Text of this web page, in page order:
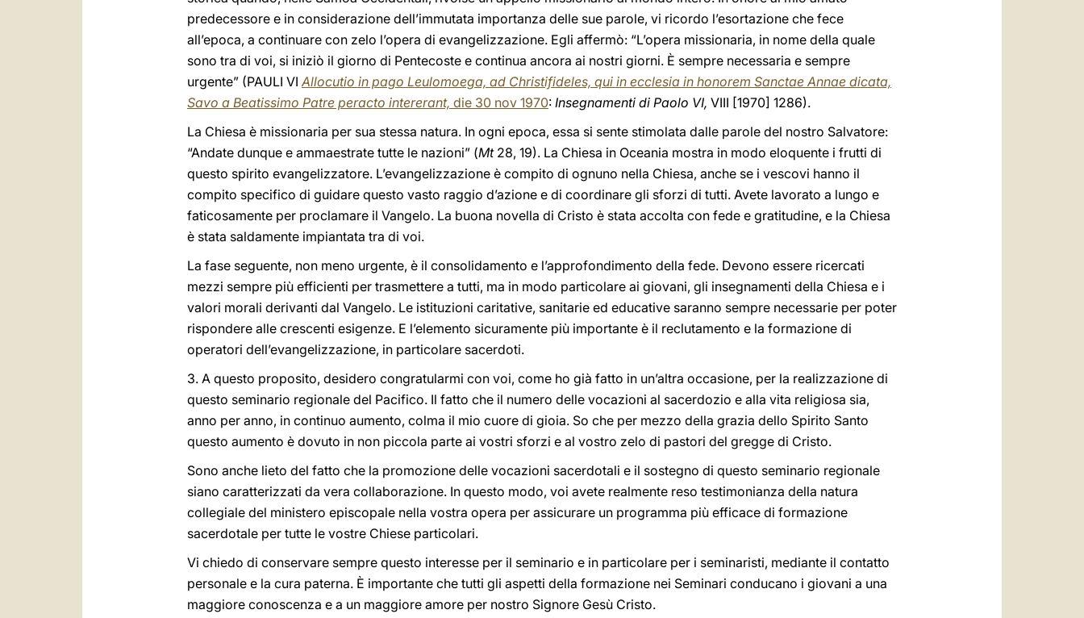
predecessore e in considerazione dell’immutata importanza delle sue parole, vi ricordo l’esortazione che fece
all’epoca, a continuare con zelo l’opera di evangelizzazione. Egli affermò: “L’opera missionaria, in nome della quale
sono tra di voi, si iniziò il giorno di Pentecoste e continua ancora ai nostri giorni. È sempre necessaria e sempre
urgente” (PAULI VI Allocutio in pago Leulomoega, ad Christifideles, qui in ecclesia in honorem Sanctae Annae dicata,
Savo a Beatissimo Patre peracto intererant, die 30 nov 1970: Insegnamenti di Paolo VI, VIII [1970] 1286).
La Chiesa è missionaria per sua stessa natura. In ogni epoca, essa si sente stimolata dalle parole del nostro Salvatore:
“Andate dunque e ammaestrate tutte le nazioni” (Mt28, 19). La Chiesa in Oceania mostra in modo eloquente i frutti di
questo spirito evangelizzatore. L’evangelizzazione è compito di ognuno nella Chiesa, anche se i vescovi hanno il
compito specifico di guidare questo vasto raggio d’azione e di coordinare gli sforzi di tutti. Avete lavorato a lungo e
faticosamente per proclamare il Vangelo. La buona novella di Cristo è stata accolta con fede e gratitudine, e la Chiesa
è stata saldamente impiantata tra di voi.
La fase seguente, non meno urgente, è il consolidamento e l’approfondimento della fede. Devono essere ricercati
mezzi sempre più efficienti per trasmettere a tutti, ma in modo particolare ai giovani, gli insegnamenti della Chiesa e i
valori morali derivanti dal Vangelo. Le istituzioni caritative, sanitarie ed educative saranno sempre necessarie per poter
rispondere alle crescenti esigenze. E l’elemento sicuramente più importante è il reclutamento e la formazione di
operatori dell’evangelizzazione, in particolare sacerdoti.
3. A questo proposito, desidero congratularmi con voi, come ho già fatto in un’altra occasione, per la realizzazione di
questo seminario regionale del Pacifico. Il fatto che il numero delle vocazioni al sacerdozio e alla vita religiosa sia,
anno per anno, in continuo aumento, colma il mio cuore di gioia. So che per mezzo della grazia dello Spirito Santo
questo aumento è dovuto in non piccola parte ai vostri sforzi e al vostro zelo di pastori del gregge di Cristo.
Sono anche lieto del fatto che la promozione delle vocazioni sacerdotali e il sostegno di questo seminario regionale
siano caratterizzati da vera collaborazione. In questo modo, voi avete realmente reso testimonianza della natura
collegiale del ministero episcopale nella vostra opera per assicurare un programma più efficace di formazione
sacerdotale per tutte le vostre Chiese particolari.
Vi chiedo di conservare sempre questo interesse per il seminario e in particolare per i seminaristi, mediante il contatto
personale e la cura paterna. È importante che tutti gli aspetti della formazione nei Seminari conducano i giovani a una
maggiore conoscenza e a un maggiore amore per nostro Signore Gesù Cristo.